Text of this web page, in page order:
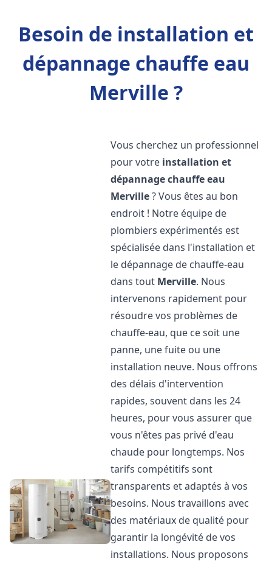
Besoin de installation et
dépannage chauffe eau
Merville ?
Vous cherchez un professionnel
pour votre installation et
dépannage chauffe eau
Merville? Vous êtes au bon
endroit ! Notre équipe de
plombiers expérimentés est
spécialisée dans l'installation et
le dépannage de chauffe-eau
dans tout Merville. Nous
intervenons rapidement pour
résoudre vos problèmes de
chauffe-eau, que ce soit une
panne, une fuite ou une
installation neuve. Nous offrons
des délais d'intervention
rapides, souvent dans les 24
heures, pour vous assurer que
vous n'êtes pas privé d'eau
chaude pour longtemps. Nos
tarifs compétitifs sont
transparents et adaptés à vos
besoins. Nous travaillons avec
des matériaux de qualité pour
garantir la longévité de vos
installations. Nous proposons